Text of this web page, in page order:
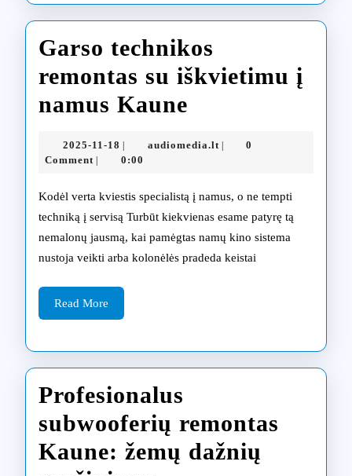
Garso technikos
remontas su iškvietimu į
namus Kaune
remontas
su
iškvietimu
į
2025-11-18 2025-
11-
audiomedia.ltaudiomedia.lt
0
Comment
0:00
Kodėl verta kviestis specialistą į namus, o ne tempti
techniką į servisą Turbūt kiekvienas esame patyrę tą
nemalonų jausmą, kai pamėgtas namų kino sistema
nustoja veikti arba kolonėlės pradeda keistai
Read More
More
Profesionalus
subwooferių remontas
Kaune: žemų dažnių